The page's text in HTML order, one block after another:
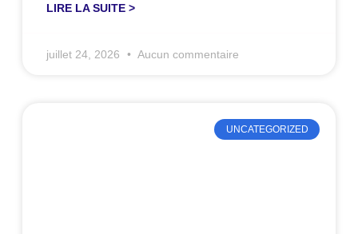
LIRE LA SUITE >
juillet 24, 2026 Aucun commentaire
UNCATEGORIZED